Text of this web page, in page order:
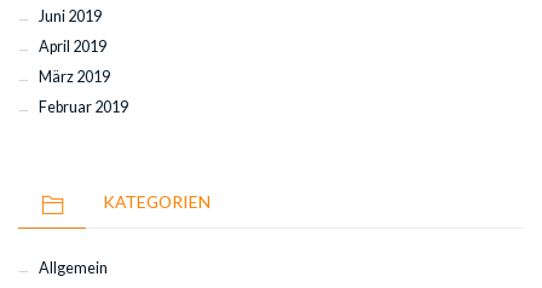
Juni 2019
April 2019
März 2019
Februar 2019
KATEGORIEN
Allgemein